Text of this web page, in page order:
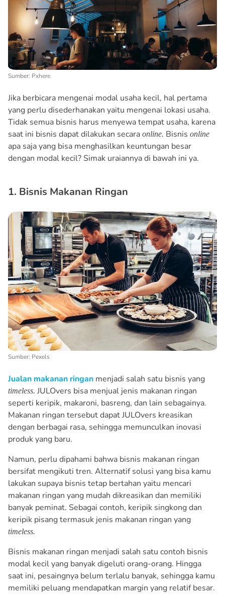
Sumber: Pxhere
Jika berbicara mengenai modal usaha kecil, hal pertama
yang perlu disederhanakan yaitu mengenai lokasi usaha.
Tidak semua bisnis harus menyewa tempat usaha, karena
saat ini bisnis dapat dilakukan secara online. Bisnis online
apa saja yang bisa menghasilkan keuntungan besar
dengan modal kecil? Simak uraiannya di bawah ini ya.
1. Bisnis Makanan Ringan
Sumber: Pexels
Jualan makanan ringan menjadi salah satu bisnis yang
timeless. JULOvers bisa menjual jenis makanan ringan
seperti keripik, makaroni, basreng, dan lain sebagainya.
Makanan ringan tersebut dapat JULOvers kreasikan
dengan berbagai rasa, sehingga memunculkan inovasi
produk yang baru.
Namun, perlu dipahami bahwa bisnis makanan ringan
bersifat mengikuti tren. Alternatif solusi yang bisa kamu
lakukan supaya bisnis tetap bertahan yaitu mencari
makanan ringan yang mudah dikreasikan dan memiliki
banyak peminat. Sebagai contoh, keripik singkong dan
keripik pisang termasuk jenis makanan ringan yang
timeless.
Bisnis makanan ringan menjadi salah satu contoh bisnis
modal kecil yang banyak digeluti orang-orang. Hingga
saat ini, pesaingnya belum terlalu banyak, sehingga kamu
memiliki peluang mendapatkan margin yang relatif besar.